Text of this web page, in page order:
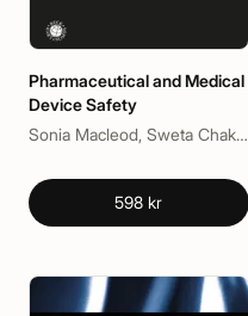
Pharmaceutical and Medical
Device Safety
Sonia Macleod, Sweta Chakraborty
598 kr